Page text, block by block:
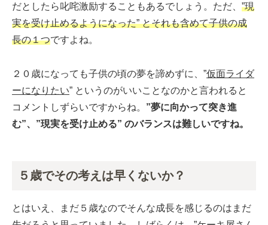
だとしたら叱咤激励することもあるでしょう。ただ、 ”現
実を受け止めるようになった” とそれも含めて子供の成
長の１つですよね。
２０歳になっても子供の頃の夢を諦めずに、”仮面ライダ
ーになりたい” というのがいいことなのかと言われると
コメントしずらいですからね。 ”夢に向かって突き進
む”、”現実を受け止める” のバランスは難しいですね。
５歳でその考えは早くないか？
とはいえ、まだ５歳なのでそんな成長を感じるのはまだ